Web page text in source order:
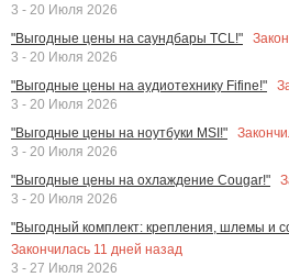
3 - 20 Июля 2026
"Выгодные цены на саундбары TCL!"
3 - 20 Июля 2026
"Выгодные цены на аудиотехнику Fifine!"
3 - 20 Июля 2026
"Выгодные цены на ноутбуки MSI!"
3 - 20 Июля 2026
"Выгодные цены на охлаждение Cougar!"
3 - 20 Июля 2026
"Выгодный комплект: крепления, шлемы и
Закончилась 11 дней назад
3 - 27 Июля 2026